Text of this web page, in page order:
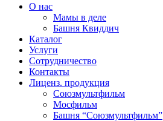
О нас
Мамы в деле
Башня Квиддич
Каталог
Услуги
Сотрудничество
Контакты
Лиценз. продукция
Союзмультфильм
Мосфильм
Башня “Союзмультфильм”